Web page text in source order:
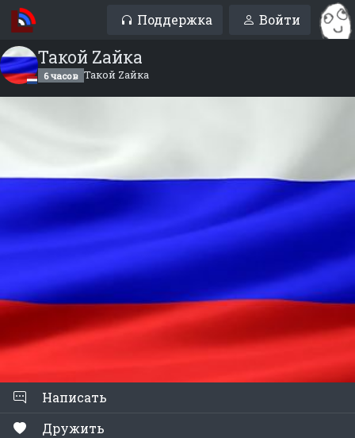
Поддержка Войти
Такой Zaйка
6 часов Такой Zaйка
Написать
Дружить